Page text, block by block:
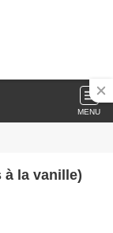
MENU
la vanille)